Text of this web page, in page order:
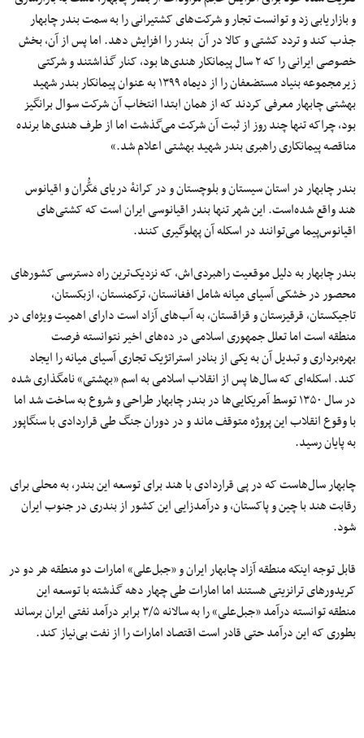
و بازاریابی زد و توانست تجار و شرکت‌های کشتیرانی را به سمت بندر چابهار
جذب کند و تردد کشتی و کالا در آن بندر را افزایش دهد. اما پس از آن، بخش
خصوصی ایرانی را که ۲ سال پیمانکار هندی‌ها بود، کنار گذاشتند و شرکتی
زیرمجموعه بنیاد مستضعفان را از دیماه ۱۳۹۹ به عنوان پیمانکار بندر شهید
بهشتی چابهار معرفی کردند که از همان ابتدا انتخاب آن شرکت سوال برانگیز
بود، چراکه تنها چند روز از ثبت آن شرکت می‌گذشت اما از طرف هندی‌ها برنده
مناقصه پیمانکاری راهبری بندر شهید بهشتی اعلام شد.»
بندر چابهار در استان سیستان و بلوچستان و در کرانهٔ دریای مَکُّران و اقیانوس
هند واقع شده‌است. این شهر تنها بندر اقیانوسی ایران است که کشتی‌های
اقیانوس‌پیما می‌توانند در اسکله آن پهلوگیری کنند.
بندر چابهار به‌ دلیل موقعیت راهبردی‌اش، که نزدیک‌ترین راه دسترسی کشورهای
محصور در خشکی آسیای میانه شامل افغانستان، ترکمنستان، ازبکستان،
تاجیکستان، قرقیزستان و قزاقستان، به آب‌های آزاد است دارای اهمیت ویژه‌ای در
منطقه است اما تعلل جمهوری اسلامی در ده‌های اخیر نتوانسته فرصت
بهره‌برداری و تبدیل آن به یکی از بنادر استراتژیک تجاری آسیای میانه را ایجاد
کند. اسکله‌ای که سال‌ها پس از انقلاب اسلامی به اسم «بهشتی» نامگذاری شده
در سال ۱۳۵۰ توسط آمریکایی‌ها در بندر چابهار طراحی و شروع به ساخت شد اما
با وقوع انقلاب این پروژه متوقف ماند و در دوران جنگ طی قراردادی با سنگاپور
به پایان رسید.
چابهار سال‌هاست که در پی قراردادی با هند برای توسعه این بندر، به محلی برای
رقابت هند با چین و پاکستان، و درآمدزایی این کشور از بندری در جنوب ایران
شود.
قابل توجه اینکه منطقه آزاد چابهار ایرانو «جبل‌علی» اماراتدو منطقه هر دو در
کریدورهای ترانزیتی هستند اما امارات طی چهار دهه گذشته با توسعه این
منطقه توانسته درآمد «جبل‌علی» را به سالانه ۳/۵ برابر درآمد نفتی ایران برساند
بطوری که این درآمد حتی قادر است اقتصاد امارات را از نفت بی‌نیاز کند.